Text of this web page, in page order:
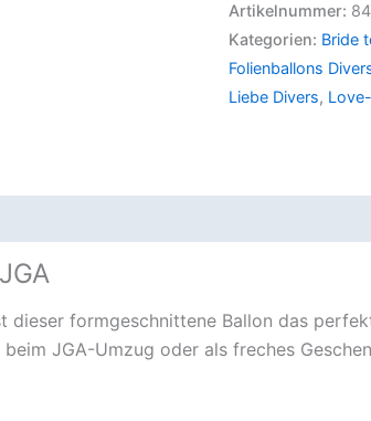
Artikelnummer:
Kategorien: Bride
Folienballons
Liebe Divers,
dieser formgeschnittene Ballon das
JGA-Umzug oder als freches